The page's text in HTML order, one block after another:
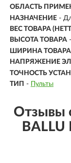
ОБЛАСТЬ
НАЗНАЧЕНИЕ -
ВЕС ТОВАРА
ВЫСОТА ТОВАРА
ШИРИНА ТОВАРА
НАПРЯЖЕНИЕ
ТОЧНОСТЬ
ТИП - Пульты
Отзывы
BALLU